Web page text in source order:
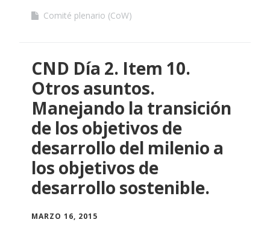
Comité plenario (CoW)
CND Día 2. Item 10.
Otros asuntos.
Manejando la transición
de los objetivos de
desarrollo del milenio a
los objetivos de
desarrollo sostenible.
MARZO 16, 2015